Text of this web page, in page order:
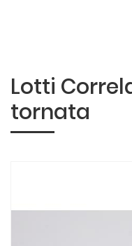
Lotti
tornata